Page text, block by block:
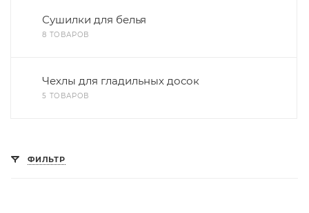
Сушилки для белья
8 ТОВАРОВ
Чехлы для гладильных досок
5 ТОВАРОВ
ФИЛЬТР